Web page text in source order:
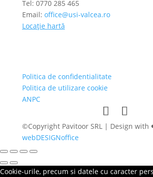
Tel: 0770 285 465
Email: office@usi-valcea.ro
Locație hartă
Politica de confidentialitate
Politica de utilizare cookie
ANPC
©Copyright Pavitoor SRL | Design with
webDESIGNoffice
Cookie-urile, precum si datele cu caracter